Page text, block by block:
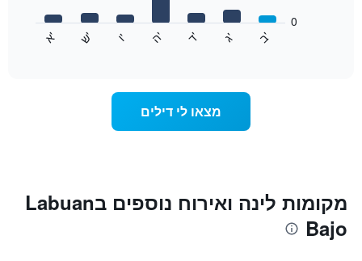
התרשים
כולל
1
ציר
ב
' ג
' ד
' ה
' ו
' ש
' א
'
0
מצאו לי דילים
מקומות לינה ואירוח נוספים בLabuan
Bajo